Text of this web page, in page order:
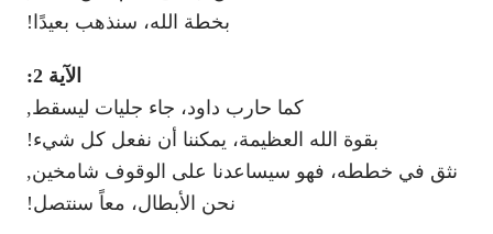
بخطة الله، سنذهب بعيدًا!
الآية 2:
كما حارب داود، جاء جليات ليسقط,
بقوة الله العظيمة، يمكننا أن نفعل كل شيء!
نثق في خططه، فهو سيساعدنا على الوقوف شامخين,
نحن الأبطال، معاً سنتصل!